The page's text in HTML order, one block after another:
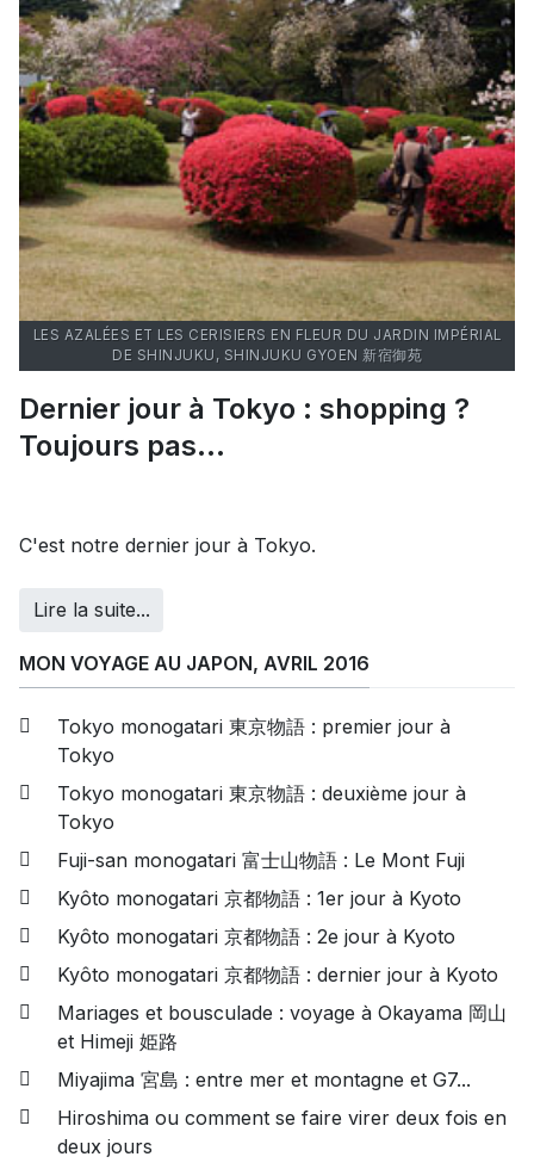
LES AZALÉES ET LES CERISIERS EN FLEUR DU JARDIN IMPÉRIAL
DE SHINJUKU, SHINJUKU GYOEN 新宿御苑
Dernier jour à Tokyo : shopping ?
Toujours pas...
C'est notre dernier jour à Tokyo.
Lire la suite...
MON VOYAGE AU JAPON, AVRIL 2016
Tokyo monogatari 東京物語 : premier jour à
Tokyo
Tokyo monogatari 東京物語 : deuxième jour à
Tokyo
Fuji-san monogatari 富士山物語 : Le Mont Fuji
Kyôto monogatari 京都物語 : 1er jour à Kyoto
Kyôto monogatari 京都物語 : 2e jour à Kyoto
Kyôto monogatari 京都物語 : dernier jour à Kyoto
Mariages et bousculade : voyage à Okayama 岡山
et Himeji 姫路
Miyajima 宮島 : entre mer et montagne et G7...
Hiroshima ou comment se faire virer deux fois en
deux jours